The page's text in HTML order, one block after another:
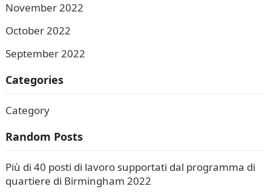
November 2022
October 2022
September 2022
Categories
Category
Random Posts
Più di 40 posti di lavoro supportati dal programma di
quartiere di Birmingham 2022